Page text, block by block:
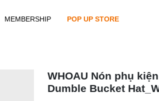
MEMBERSHIP POP UP STORE
WHOAU Nón phụ
Dumble Bucket